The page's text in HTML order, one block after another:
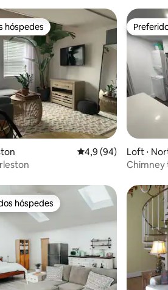
hóspedes
hóspedes
4,9 de uma avaliação
4,9 (94)
Loft ⋅
Chimney
preferidos dos hóspedes
hóspedes